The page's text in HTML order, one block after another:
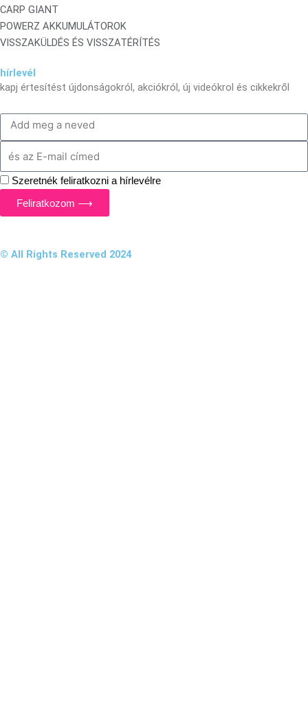
CARP GIANT
POWERZ AKKUMULÁTOROK
VISSZAKÜLDÉS ÉS VISSZATÉRÍTÉS
hírlevél
kapj értesítést újdonságokról, akciókról, új videókrol és cikkekről
Add
meg
neve
az
email
címed
Szeretnék feliratkozni a hírlevélre
Feliratkozom ⟶
© All Rights Reserved 2024